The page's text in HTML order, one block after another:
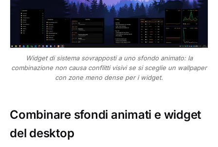
Widget di sistema sovrapposti a uno sfondo animato: la
combinazione non causa conflitti visivi se si sceglie un wallpaper
con zone meno dense per i widget.
Combinare sfondi animati e widget
del desktop